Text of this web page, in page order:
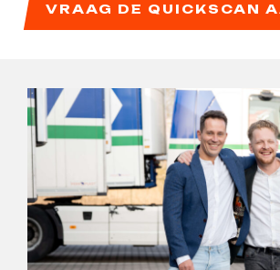
VRAAG DE QUICKSCAN